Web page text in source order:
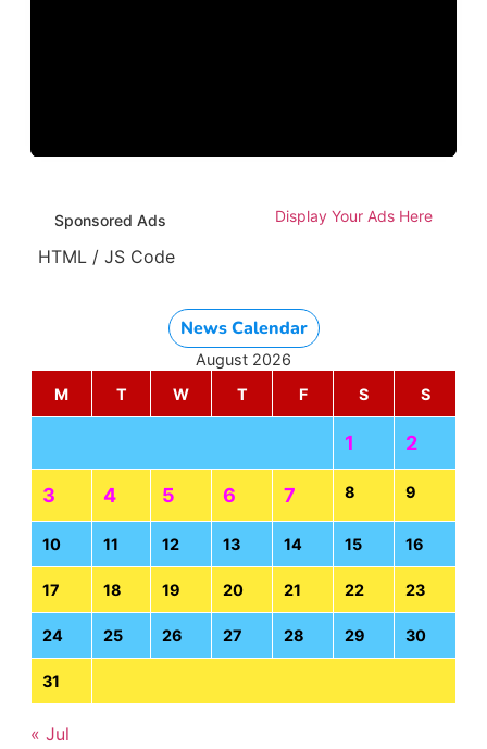
Sponsored Ads Display Your Ads Here
HTML / JS Code
News Calendar
August 2026
M
T W T F S S
1 2
3 4 5 6 7 8 9
10 11 12 13 14 15 16
17 18 19 20 21 22 23
24 25 26 27 28 29 30
31
« Jul